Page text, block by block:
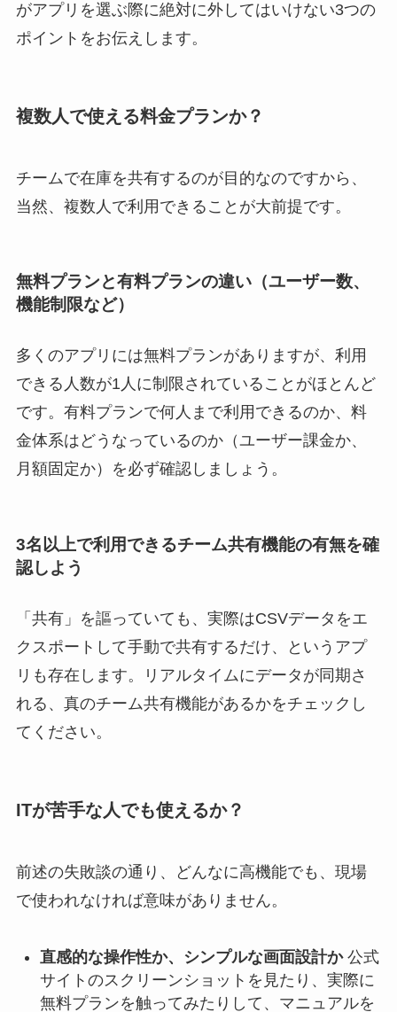
がアプリを選ぶ際に絶対に外してはいけない3つの
ポイントをお伝えします。
複数人で使える料金プランか？
チームで在庫を共有するのが目的なのですから、
当然、複数人で利用できることが大前提です。
無料プランと有料プランの違い（ユーザー数、
機能制限など）
多くのアプリには無料プランがありますが、利用
できる人数が1人に制限されていることがほとんど
です。有料プランで何人まで利用できるのか、料
金体系はどうなっているのか（ユーザー課金か、
月額固定か）を必ず確認しましょう。
3名以上で利用できるチーム共有機能の有無を確
認しよう
「共有」を謳っていても、実際はCSVデータをエ
クスポートして手動で共有するだけ、というアプ
リも存在します。リアルタイムにデータが同期さ
れる、真のチーム共有機能があるかをチェックし
てください。
ITが苦手な人でも使えるか？
前述の失敗談の通り、どんなに高機能でも、現場
で使われなければ意味がありません。
直感的な操作性か、シンプルな画面設計か公式
サイトのスクリーンショットを見たり、実際に
無料プランを触ってみたりして、マニュアルを